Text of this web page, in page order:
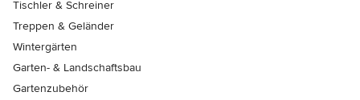
Tischler & Schreiner
Treppen & Geländer
Wintergärten
Garten- & Landschaftsbau
Gartenzubehör